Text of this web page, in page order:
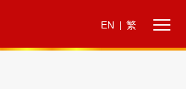
EN 繁